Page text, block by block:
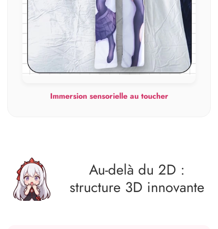
Immersion sensorielle au toucher
Au‑delà du 2D :
structure 3D innovante